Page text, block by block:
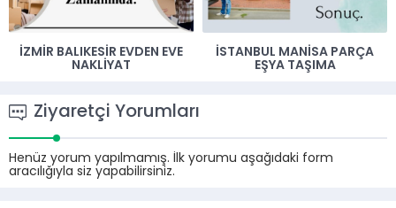
İZMIR BALIKESIR EVDEN EVE
NAKLIYAT
İSTANBUL MANISA PARÇA
EŞYA TAŞIMA
Ziyaretçi Yorumları
Henüz yorum yapılmamış. İlk yorumu aşağıdaki form
aracılığıyla siz yapabilirsiniz.